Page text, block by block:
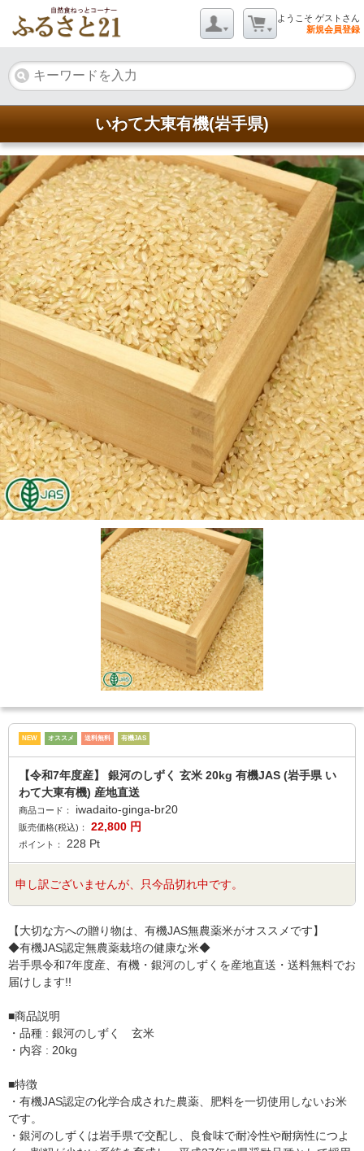
ようこそ ゲストさん
新規会員登録
いわて大東有機(岩手県)
NEW オススメ 送料無料 有機JAS
【令和7年度産】 銀河のしずく 玄米 20kg 有機JAS (岩手県 い
わて大東有機) 産地直送
商品コード： iwadaito-ginga-br20
販売価格(税込)： 22,800 円
ポイント： 228 Pt
申し訳ございませんが、只今品切れ中です。
【大切な方への贈り物は、有機JAS無農薬米がオススメです】
◆有機JAS認定無農薬栽培の健康な米◆
岩手県令和7年度産、有機・銀河のしずくを産地直送・送料無料でお
届けします!!
■商品説明
・品種 : 銀河のしずく 玄米
・内容 : 20kg
■特徴
・有機JAS認定の化学合成された農薬、肥料を一切使用しないお米
です。
・銀河のしずくは岩手県で交配し、良食味で耐冷性や耐病性につよ